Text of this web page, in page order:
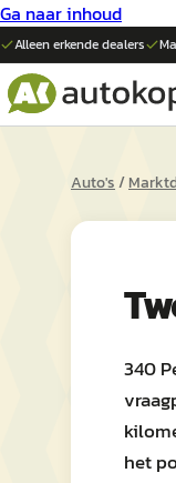
Ga naar inhoud
Alleen erkende dealers
Auto's/
340
het